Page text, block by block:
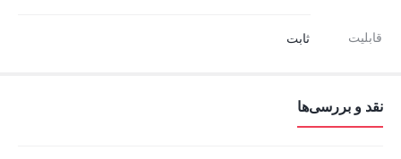
قابلیت ثابت
نقد و بررسی‌ها